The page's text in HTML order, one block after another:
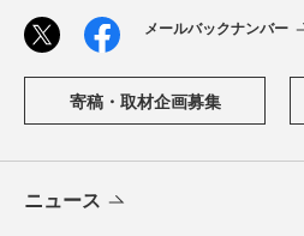
メールバックナンバー
寄稿・取材企画募集
ニュース